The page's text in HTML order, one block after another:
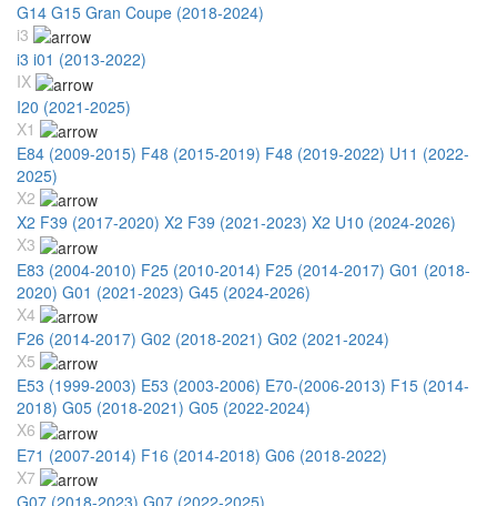
G14 G15 Gran Coupe (2018-2024)
i3
i3 i01 (2013-2022)
IX
I20 (2021-2025)
X1
E84 (2009-2015) F48 (2015-2019) F48 (2019-2022) U11 (2022-
2025)
X2
X2 F39 (2017-2020) X2 F39 (2021-2023) X2 U10 (2024-2026)
X3
E83 (2004-2010) F25 (2010-2014) F25 (2014-2017) G01 (2018-
2020) G01 (2021-2023) G45 (2024-2026)
X4
F26 (2014-2017) G02 (2018-2021) G02 (2021-2024)
X5
E53 (1999-2003) E53 (2003-2006) E70-(2006-2013) F15 (2014-
2018) G05 (2018-2021) G05 (2022-2024)
X6
E71 (2007-2014) F16 (2014-2018) G06 (2018-2022)
X7